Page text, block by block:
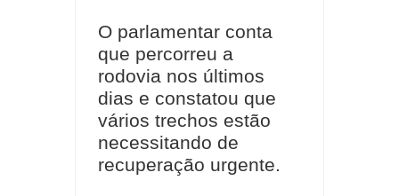
O parlamentar conta
que percorreu a
rodovia nos últimos
dias e constatou que
vários trechos estão
necessitando de
recuperação urgente.